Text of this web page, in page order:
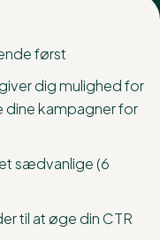
først
dig mulighed for
dine kampagner for
sædvanlige (6
til at øge din CTR